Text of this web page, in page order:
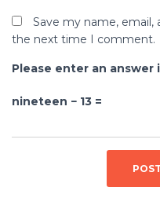
Save my name, email,
the next time I comment.
Please enter an answer
nineteen − 13 =